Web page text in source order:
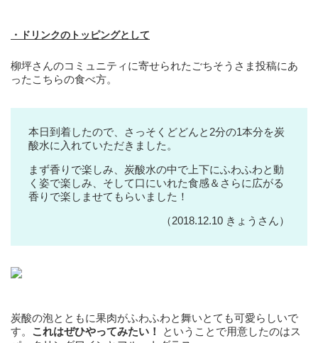
・ドリンクのトッピングとして
柳坪さんのコミュニティに寄せられたごちそうさま投稿にあ
ったこちらの食べ方。
本日到着したので、さっそくどどんと2分の1本分を炭
酸水に入れていただきました。
まず香りで楽しみ、炭酸水の中で上下にふわふわと動
く姿で楽しみ、そして口にいれた食感＆さらに広がる
香りで楽しませてもらいました！
（2018.12.10 きょうさん）
炭酸の泡とともに果肉がふわふわと舞いとても可愛らしいで
す。 これはぜひやってみたい！
ということで用意したのはス